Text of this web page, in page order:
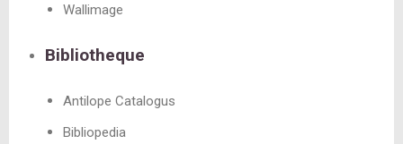
Wallimage
Bibliotheque
Antilope Catalogus
Bibliopedia